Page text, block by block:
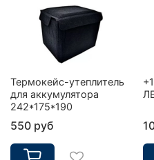
Термокейс-утеплитель
для аккумулятора
242*175*190
550 руб